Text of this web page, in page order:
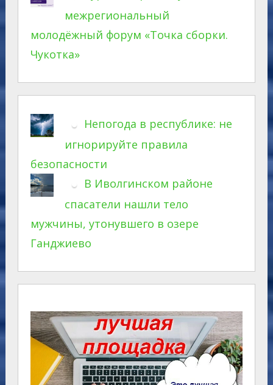
межрегиональный
молодёжный форум «Точка сборки.
Чукотка»
Непогода в республике: не
игнорируйте правила
безопасности
В Иволгинском районе
спасатели нашли тело
мужчины, утонувшего в озере
Ганджиево